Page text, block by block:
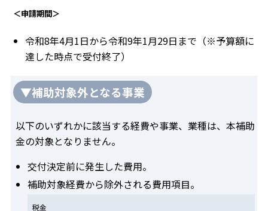
＜申請期間＞
令和8年4月1日から令和9年1月29日まで（※予算額に
達した時点で受付終了）
▼補助対象外となる事業
以下のいずれかに該当する経費や事業、業種は、本補助
金の対象となりません。
交付決定前に発生した費用。
補助対象経費から除外される費用項目。
税金